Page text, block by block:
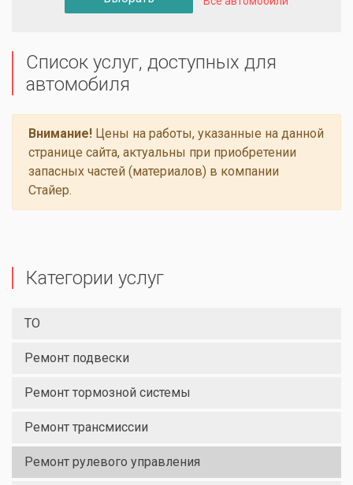
Список услуг, доступных для
автомобиля
Внимание! Цены на работы, указанные на данной
странице сайта, актуальны при приобретении
запасных частей (материалов) в компании
Стайер.
Категории услуг
ТО
Ремонт подвески
Ремонт тормозной системы
Ремонт трансмиссии
Ремонт рулевого управления